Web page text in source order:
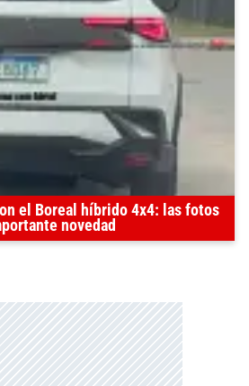
el Boreal híbrido 4x4: las fotos
novedad